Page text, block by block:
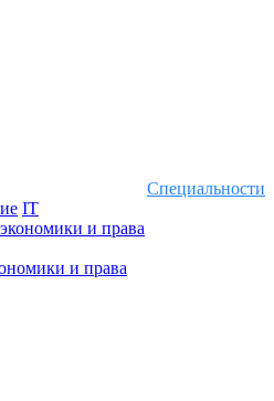
Специальности
IT
и права